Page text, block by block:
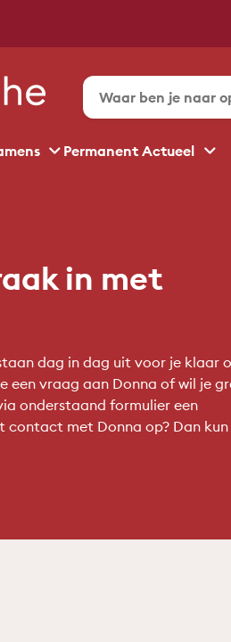
Permanent Actueel
in met
dag in dag uit voor je klaar
een vraag aan Donna of wil je
onderstaand formulier een
contact met Donna op? Dan kun